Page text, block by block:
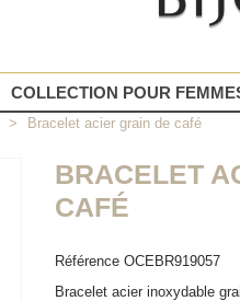
COLLECTION POUR
> Bracelet acier grain de café
BRACELET
CAFÉ
Référence OCEBR919057
Bracelet acier inoxydable